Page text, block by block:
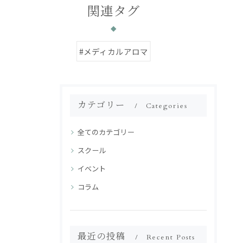
関連タグ
#メディカルアロマ
カテゴリー Categories
全てのカテゴリー
スクール
イベント
コラム
最近の投稿 Recent Posts